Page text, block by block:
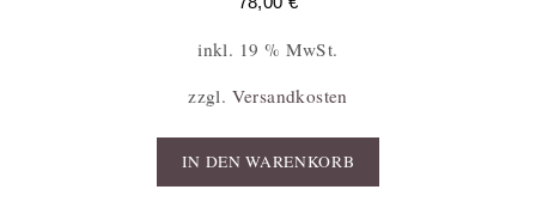
inkl. 19 % MwSt.
zzgl. Versandkosten
IN DEN WARENKORB